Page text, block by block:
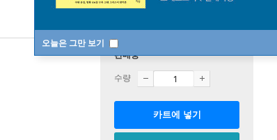
오늘은 그만 보기
판매중
수량
카트에 넣기